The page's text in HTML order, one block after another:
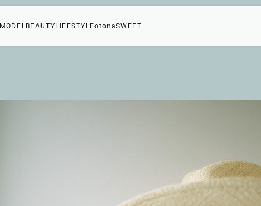
MODELBEAUTY LIFESTYLEotonaSWEET